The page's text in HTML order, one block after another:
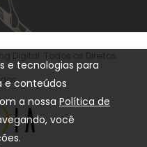
Digital. Todos os Direitos
e tecnologias para
e conteúdos
a nossa Política de
você